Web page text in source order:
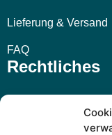
Lieferung & Versand
FAQ
Rechtliches